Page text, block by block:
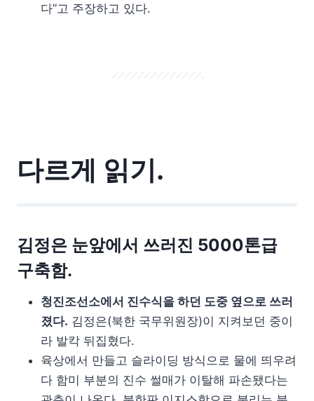
다”고 주장하고 있다.
다르게 읽기.
김정은 눈앞에서 쓰러진 5000톤급
구축함.
청진조선소에서 진수식을 하던 도중 옆으로 쓰러
졌다. 김정은(북한 국무위원장)이 지켜보던 중이
라 발칵 뒤집혔다.
육상에서 만들고 슬라이딩 방식으로 물에 띄우려
다 함미 부분의 진수 썰매가 이탈해 파손됐다는